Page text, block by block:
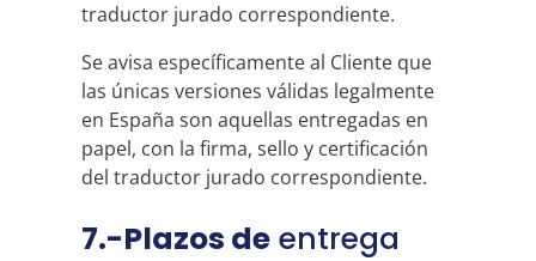
traductor jurado correspondiente.
Se avisa específicamente al Cliente que
las únicas versiones válidas legalmente
en España son aquellas entregadas en
papel, con la firma, sello y certificación
del traductor jurado correspondiente.
7.-Plazos de entrega